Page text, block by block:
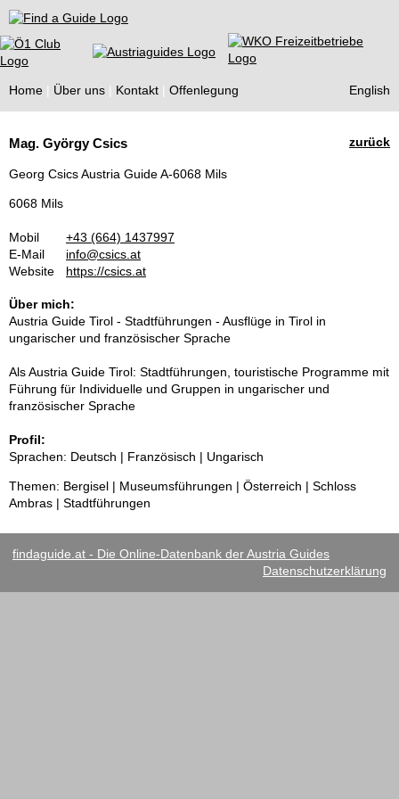
Find a Guide
Home Über uns Kontakt Offenlegung English
Guides
zurück
Mag. György Csics
Georg Csics Austria Guide A-6068 Mils
6068 Mils
Mobil
+43 (664) 1437997
E-Mail
info@csics.at
Website
https://csics.at
Über mich:
Austria Guide Tirol - Stadtführungen - Ausflüge in Tirol in
ungarischer und französischer Sprache
Als Austria Guide Tirol: Stadtführungen, touristische Programme mit
Führung für Individuelle und Gruppen in ungarischer und
französischer Sprache
Profil:
Sprachen: Deutsch | Französisch | Ungarisch
Themen: Bergisel | Museumsführungen | Österreich | Schloss
Ambras | Stadtführungen
findaguide.at - Die Online-Datenbank der Austria Guides
Datenschutzerklärung